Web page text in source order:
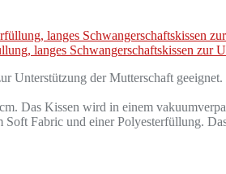
langes Schwangerschaftskissen zur
Unterstützung der Mutterschaft
Das Kissen wird in einem
Fabric und einer Polyesterfüllung.